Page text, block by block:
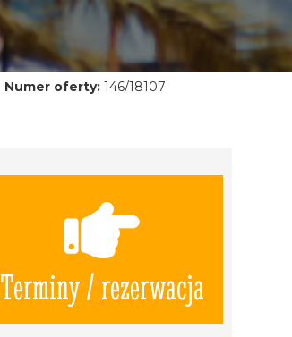
Numer oferty:146/18107
Terminy / rezerwacja